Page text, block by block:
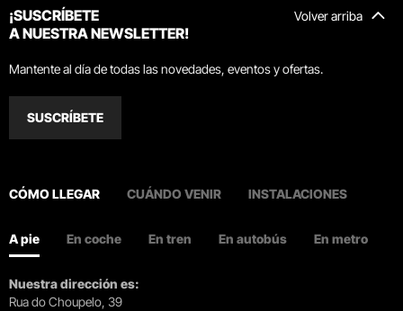
Volver arriba
¡SUSCRÍBETE
A NUESTRA NEWSLETTER!
Mantente al día de todas las novedades, eventos y ofertas.
SUSCRÍBETE
CÓMO LLEGAR CUÁNDO VENIR INSTALACIONES
A pie En coche En tren En autobús En metro
Nuestra dirección es:
Rua do Choupelo, 39